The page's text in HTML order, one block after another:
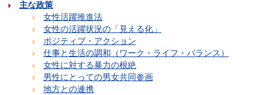
主な政策
女性活躍推進法
女性の活躍状況の「見える化」
ポジティブ・アクション
仕事と生活の調和（ワーク・ライフ・バランス）
女性に対する暴力の根絶
男性にとっての男女共同参画
地方との連携